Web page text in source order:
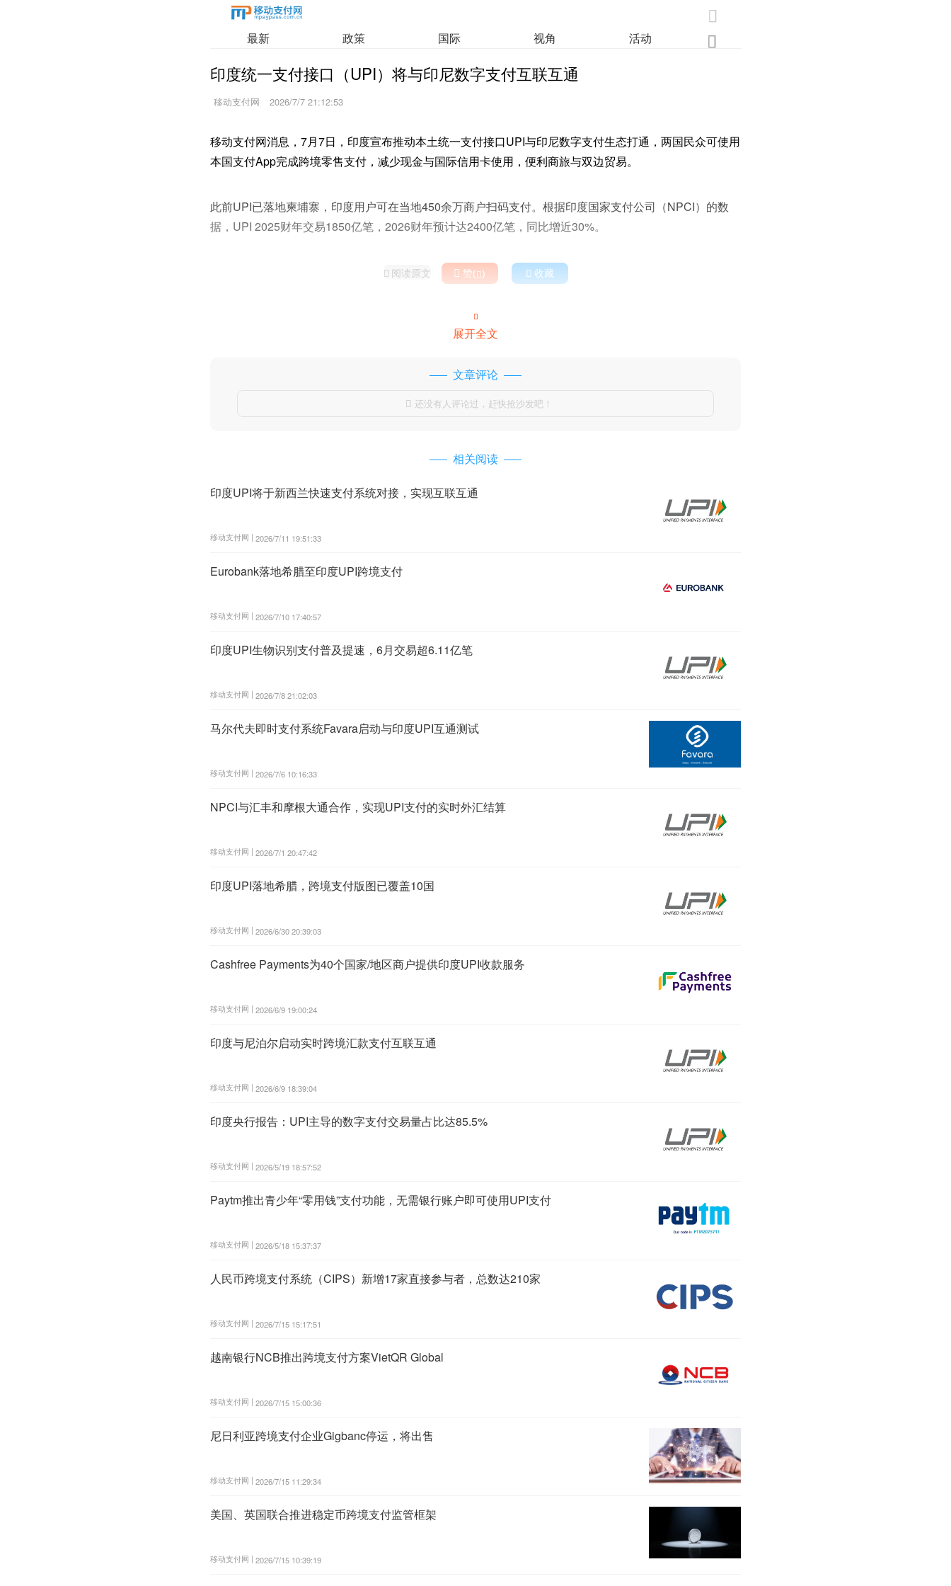

最新 政策 国际 视角 活动 
印度统一支付接口（UPI）将与印尼数字支付互联互通
移动支付网 2026/7/7 21:12:53
移动支付网消息，7月7日，印度宣布推动本土统一支付接口UPI与印尼数字支付生态打通，两国民众可使用
本国支付App完成跨境零售支付，减少现金与国际信用卡使用，便利商旅与双边贸易。
此前UPI已落地柬埔寨，印度用户可在当地450余万商户扫码支付。根据印度国家支付公司（NPCI）的数
据，UPI 2025财年交易1850亿笔，2026财年预计达2400亿笔，同比增近30%。
 阅读原文  赞()  收藏

展开全文
文章评论
 还没有人评论过，赶快抢沙发吧！
相关阅读
印度UPI将于新西兰快速支付系统对接，实现互联互通
移动支付网 | 2026/7/11 19:51:33
Eurobank落地希腊至印度UPI跨境支付
移动支付网 | 2026/7/10 17:40:57
印度UPI生物识别支付普及提速，6月交易超6.11亿笔
移动支付网 | 2026/7/8 21:02:03
马尔代夫即时支付系统Favara启动与印度UPI互通测试
移动支付网 | 2026/7/6 10:16:33
NPCI与汇丰和摩根大通合作，实现UPI支付的实时外汇结算
移动支付网 | 2026/7/1 20:47:42
印度UPI落地希腊，跨境支付版图已覆盖10国
移动支付网 | 2026/6/30 20:39:03
Cashfree Payments为40个国家/地区商户提供印度UPI收款服务
移动支付网 | 2026/6/9 19:00:24
印度与尼泊尔启动实时跨境汇款支付互联互通
移动支付网 | 2026/6/9 18:39:04
印度央行报告：UPI主导的数字支付交易量占比达85.5%
移动支付网 | 2026/5/19 18:57:52
Paytm推出青少年“零用钱”支付功能，无需银行账户即可使用UPI支付
移动支付网 | 2026/5/18 15:37:37
人民币跨境支付系统（CIPS）新增17家直接参与者，总数达210家
移动支付网 | 2026/7/15 15:17:51
越南银行NCB推出跨境支付方案VietQR Global
移动支付网 | 2026/7/15 15:00:36
尼日利亚跨境支付企业Gigbanc停运，将出售
移动支付网 | 2026/7/15 11:29:34
美国、英国联合推进稳定币跨境支付监管框架
移动支付网 | 2026/7/15 10:39:19